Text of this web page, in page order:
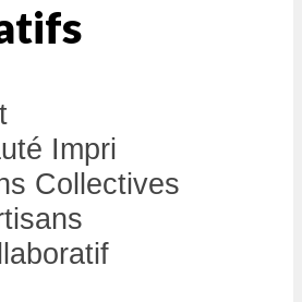
Impri
Collectives